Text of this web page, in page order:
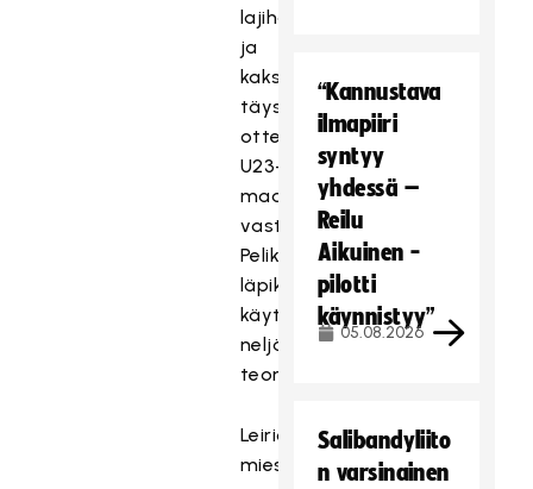
lajiharjoitusta
ja
kaksi
täysimittaista
ottelua
U23-
maajoukkuetta
vastaan.
Pelikirjan
läpikäyntiin
käytettiin
neljä
teoriaosuutta.
Leiriotteluissa
miesten
“Kannustava
ilmapiiri
syntyy
yhdessä –
Reilu
Aikuinen -
pilotti
käynnistyy”
05.08.2026
Salibandyliito
n varsinainen